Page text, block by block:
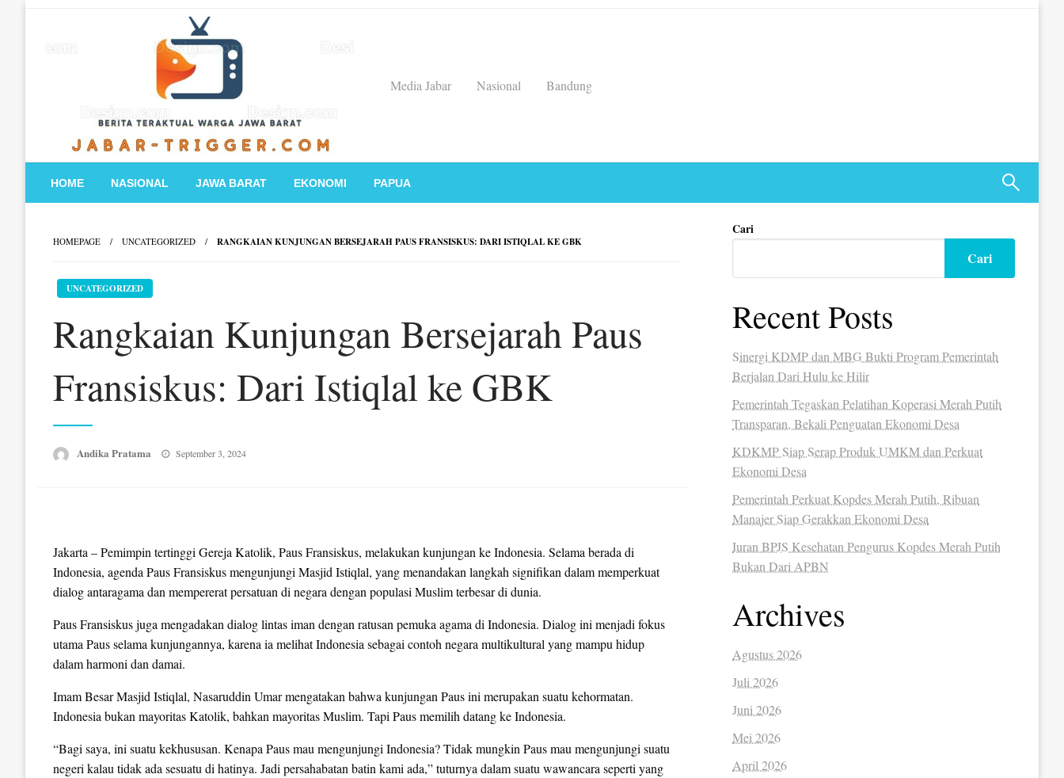
Media Jabar
Nasional Bandung
HOME NASIONAL JAWA BARAT EKONOMI PAPUA
HOMEPAGE UNCATEGORIZED RANGKAIAN KUNJUNGAN BERSEJARAH PAUS FRANSISKUS: DARI ISTIQLAL KE GBK
UNCATEGORIZED
Rangkaian Kunjungan Bersejarah Paus
Fransiskus: Dari Istiqlal ke GBK
Andika Pratama
Posted
September 3, 2024
Jakarta – Pemimpin tertinggi Gereja Katolik, Paus Fransiskus, melakukan kunjungan ke Indonesia. Selama berada di
Indonesia, agenda Paus Fransiskus mengunjungi Masjid Istiqlal, yang menandakan langkah signifikan dalam memperkuat
dialog antaragama dan mempererat persatuan di negara dengan populasi Muslim terbesar di dunia.
Paus Fransiskus juga mengadakan dialog lintas iman dengan ratusan pemuka agama di Indonesia. Dialog ini menjadi fokus
utama Paus selama kunjungannya, karena ia melihat Indonesia sebagai contoh negara multikultural yang mampu hidup
dalam harmoni dan damai.
Imam Besar Masjid Istiqlal, Nasaruddin Umar mengatakan bahwa kunjungan Paus ini merupakan suatu kehormatan.
Indonesia bukan mayoritas Katolik, bahkan mayoritas Muslim. Tapi Paus memilih datang ke Indonesia.
“Bagi saya, ini suatu kekhususan. Kenapa Paus mau mengunjungi Indonesia? Tidak mungkin Paus mau mengunjungi suatu
negeri kalau tidak ada sesuatu di hatinya. Jadi persahabatan batin kami ada,” tuturnya dalam suatu wawancara seperti yang
Cari
Cari
Recent Posts
Sinergi KDMP dan MBG Bukti Program Pemerintah
Berjalan Dari Hulu ke Hilir
Pemerintah Tegaskan Pelatihan Koperasi Merah Putih
Transparan, Bekali Penguatan Ekonomi Desa
KDKMP Siap Serap Produk UMKM dan Perkuat
Ekonomi Desa
Pemerintah Perkuat Kopdes Merah Putih, Ribuan
Manajer Siap Gerakkan Ekonomi Desa
Iuran BPJS Kesehatan Pengurus Kopdes Merah Putih
Bukan Dari APBN
Archives
Agustus 2026
Juli 2026
Juni 2026
Mei 2026
April 2026